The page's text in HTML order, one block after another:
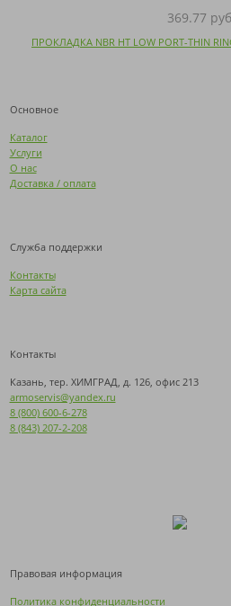
369.77
ПРОКЛАДКА NBR HT LOW PORT-THIN
Основное
Каталог
Услуги
О нас
Доставка / оплата
Служба поддержки
Контакты
Карта сайта
Контакты
Казань, тер. ХИМГРАД, д. 126, офис 213
armoservis@yandex.ru
8 (800) 600-6-278
8 (843) 207-2-208
Правовая информация
Политика конфиденциальности